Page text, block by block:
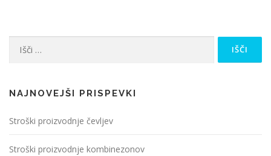
Išči:
NAJNOVEJŠI PRISPEVKI
Stroški proizvodnje čevljev
Stroški proizvodnje kombinezonov